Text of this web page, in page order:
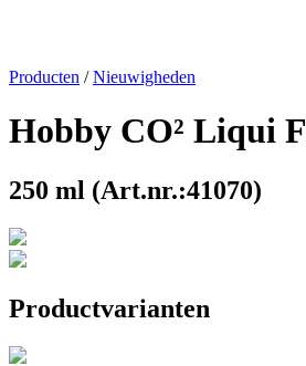
Producten /Nieuwigheden
Hobby CO² Liqui
250 ml (Art.nr.:41070)
Productvarianten